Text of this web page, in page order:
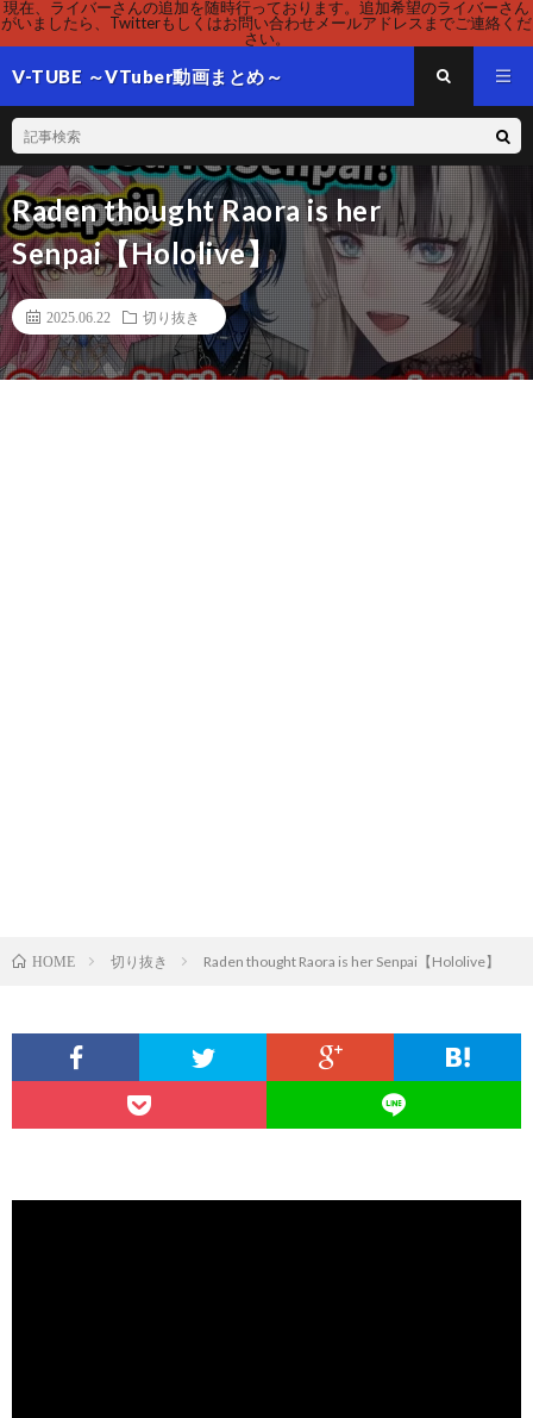
現在、ライバーさんの追加を随時行っております。追加希望のライバーさん
がいましたら、Twitterもしくはお問い合わせメールアドレスまでご連絡くだ
さい。
V-TUBE ～VTuber動画まとめ～
Raden thought Raora is her
Senpai【Hololive】
2025.06.22 切り抜き
HOME 切り抜き Raden thought Raora is her Senpai【Hololive】